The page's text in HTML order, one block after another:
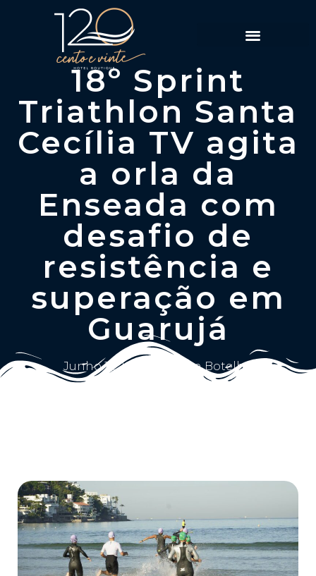
18º Sprint
Triathlon Santa
Cecília TV agita
a orla da
Enseada com
desafio de
resistência e
superação em
Guarujá
Junho 11, 2025 Ailton Botelho